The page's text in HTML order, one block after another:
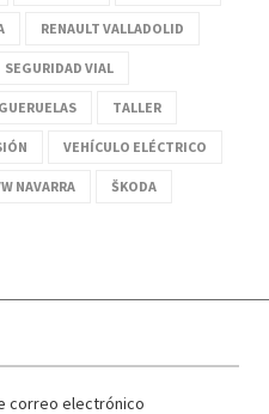
RENAULT VALLADOLID
SEGURIDAD VIAL
TALLER
VEHÍCULO ELÉCTRICO
NAVARRA ŠKODA
correo electrónico